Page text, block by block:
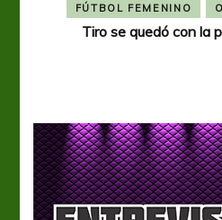
FÚTBOL FEMENINO
Tiro se quedó con la